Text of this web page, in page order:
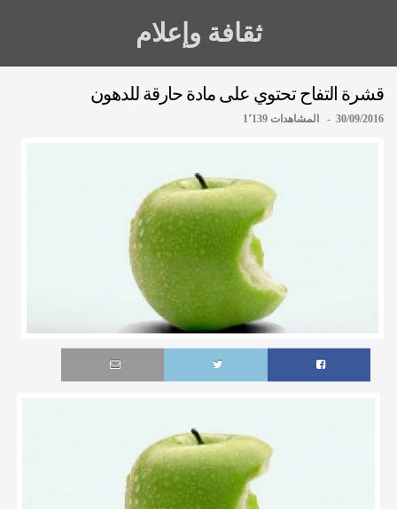
ثقافة وإعلام
قشرة التفاح تحتوي على مادة حارقة للدهون
30/09/2016 - المشاهدات 1٬139